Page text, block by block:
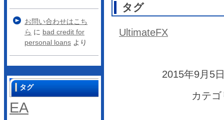
タグ
UltimateFX
2015年9月5
カテ
お問い合わせはこち
ら に bad credit for
personal loans より
タグ
EA